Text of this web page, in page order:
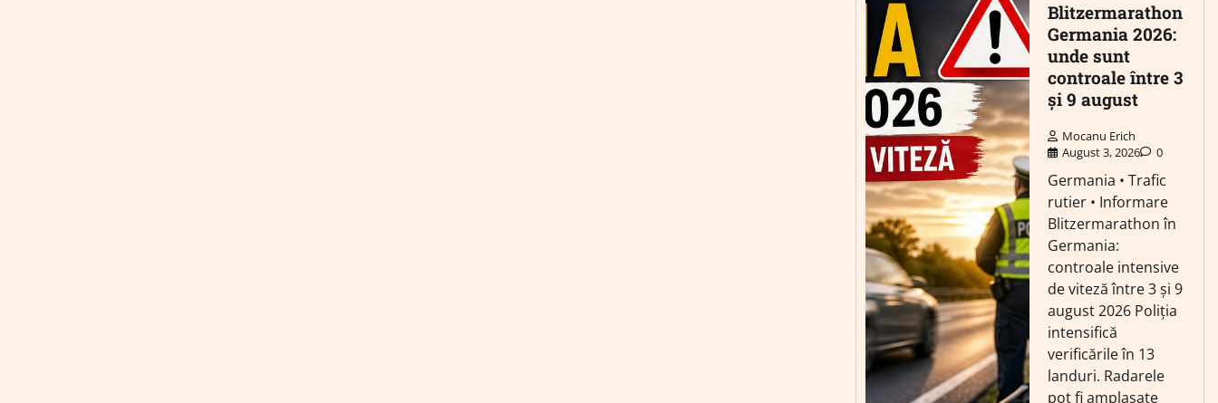
Blitzermarathon
Germania 2026:
unde sunt
controale între 3
și 9 august
Mocanu Erich
August 3, 2026
0
Germania • Trafic
rutier • Informare
Blitzermarathon în
Germania:
controale intensive
de viteză între 3 și 9
august 2026 Poliția
intensifică
verificările în 13
landuri. Radarele
pot fi amplasate